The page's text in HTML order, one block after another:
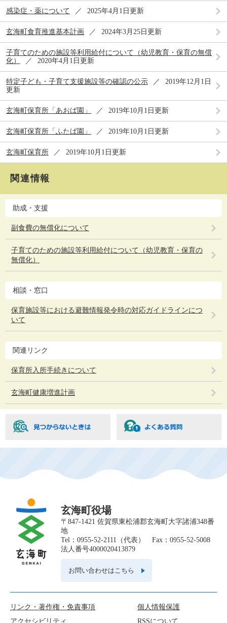
感染症・薬について 2025年4月1日更新
玄海町食育推進基本計画 2024年3月25日更新
子育てのための施設等利用給付について（幼児教育・保育の無償
化）
2020年4月1日更新
特定子ども・子育て支援施設等の確認の公示
2019年12月1日
更新
玄海町保育所「あおば園」 2019年10月1日更新
玄海町保育所「ふたば園」 2019年10月1日更新
玄海町保育所 2019年10月1日更新
関連情報
助成・支援
副食費の無償化について
子育てのための施設等利用給付について（幼児教育・保育の
無償化）
相談・窓口
保育施設等における避難情報発令時の対応ガイドラインにつ
いて
関連リンク
保育所入所手続きについて
玄海町健康増進計画
玄海町役場
〒847-1421 佐賀県東松浦郡玄海町大字諸浦348番
地
Tel：0955-52-2111（代表） Fax：0955-52-5008
法人番号4000020413879
お問い合わせはこちら
リンク・著作権・免責事項
個人情報保護
アクセシビリティ
RSSについて